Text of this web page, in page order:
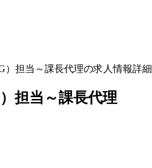
）担当～課長代理の求人情報詳細
担当～課長代理